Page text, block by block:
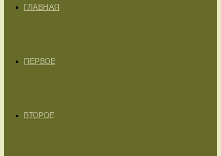
ГЛАВНАЯ
ПЕРВОЕ
ВТОРОЕ